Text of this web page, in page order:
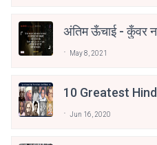
अंतिम ऊँचाई - कुँवर
May 8, 2021
10 Greatest
Jun 16, 2020